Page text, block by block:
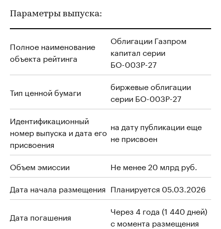
Параметры выпуска:
Полное наименование
объекта рейтинга
Облигации Газпром
капитал серии
БО-003Р-27
Тип ценной бумаги
биржевые облигации
серии БО-003Р-27
Идентификационный
номер выпуска и дата его
присвоения
на дату публикации еще
не присвоен
Объем эмиссии
Не менее 20 млрд руб.
Дата начала размещения Планируется 05.03.2026
Дата погашения
Через 4 года (1 440 дней)
с момента размещения